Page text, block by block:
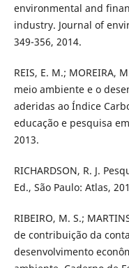
environmental and
industry. Journal of
349-356, 2014.
REIS, E. M.; MOREIRA,
meio ambiente e o
aderidas ao Índice
educação e pesquisa
2013.
RICHARDSON, R. J.
Ed., São Paulo: Atlas,
RIBEIRO, M. S.;
de contribuição da
desenvolvimento